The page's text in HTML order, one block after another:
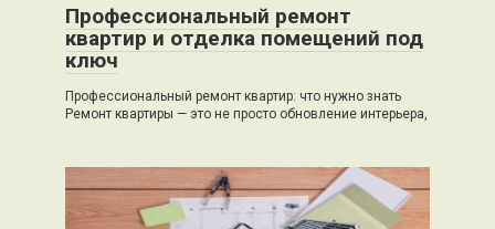
Профессиональный ремонт
квартир и отделка помещений под
ключ
Профессиональный ремонт квартир: что нужно знать
Ремонт квартиры — это не просто обновление интерьера,